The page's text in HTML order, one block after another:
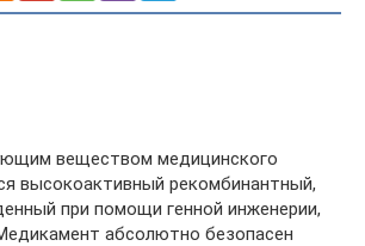
веществом медицинского
высокоактивный рекомбинантный,
при помощи генной инженерии,
абсолютно безопасен